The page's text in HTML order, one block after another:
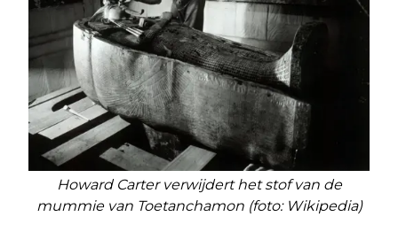
Howard Carter verwijdert het stof van de
mummie van Toetanchamon (foto: Wikipedia)